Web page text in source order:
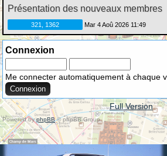
Présentation des nouveaux membres
321, 1362 Mar 4 Aoû 2026 11:49
Connexion
Me connecter automatiquement à chaque
Full Version
Powered byphpBB© phpBB Group.